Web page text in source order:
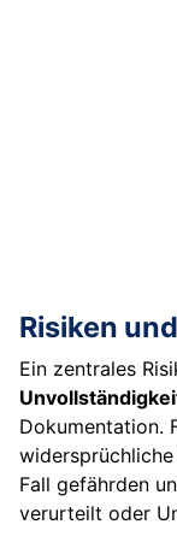
Risiken
Ein zentrales
Dokumentation.
Fall gefährden
verurteilt oder